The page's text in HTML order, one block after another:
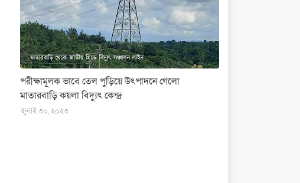
পরীক্ষামূলক ভাবে তেল পুড়িয়ে উৎপাদনে গেলো
মাতারবাড়ি কয়লা বিদ্যুৎ কেন্দ্র
জুলাই ৩০, ২০২৩